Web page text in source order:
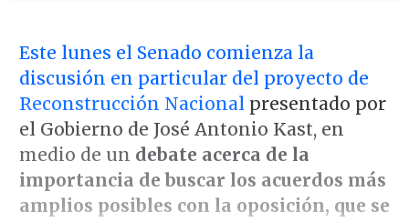
Este lunes el Senado comienza la
discusión en particular del proyecto de
Reconstrucción Nacional presentado por
el Gobierno de José Antonio Kast, en
medio de un debate acerca de la
importancia de buscar los acuerdos más
amplios posibles con la oposición, que se